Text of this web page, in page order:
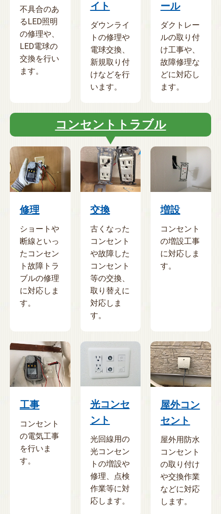
不具合のあ
るLED照明
の修理や、
LED電球の
交換を行い
ます。
イト
ダウンライ
トの修理や
電球交換、
新規取り付
けなどを行
います。
ール
ダクトレー
ルの取り付
け工事や、
故障修理な
どに対応し
ます。
コンセントトラブル
修理
ショートや
断線といっ
たコンセン
ト故障トラ
ブルの修理
に対応しま
す。
交換
古くなった
コンセント
や故障した
コンセント
等の交換、
取り替えに
対応しま
す。
増設
コンセント
の増設工事
に対応しま
す。
工事
コンセント
の電気工事
を行いま
す。
光コンセ
ント
光回線用の
光コンセン
トの増設や
修理、点検
作業等に対
応します。
屋外コン
セント
屋外用防水
コンセント
の取り付け
や交換作業
などに対応
します。